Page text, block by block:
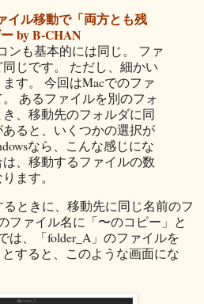
イル移動で「両方とも残
by B-CHAN
ンも基本的には同じ。 ファ
じです。 ただし、細かい
す。 今回はMacでのファ
あるファイルを別のフォ
、移動先のフォルダに同
ると、いくつかの選択が
なら、こんな感じにな
、移動するファイルの数
ます。
ときに、移動先に同じ名前のフ
ファイル名に「〜のコピー」と
は、「folder_A」のファイルを
とすると、このような画面にな